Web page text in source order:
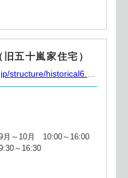
五十嵐家住宅）
historical6.html
月～10月 10:00～16:00
～16:30